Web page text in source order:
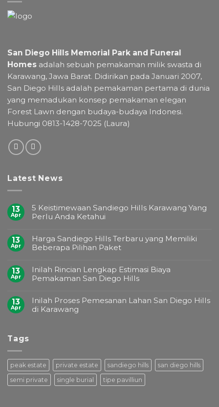
San Diego Hills Memorial Park and Funeral
Homes adalah sebuah pemakaman milik swasta di
Karawang, Jawa Barat. Didirikan pada Januari 2007,
San Diego Hills adalah pemakaman pertama di dunia
yang memadukan konsep pemakaman elegan
Forest Lawn dengan budaya-budaya Indonesi.
Hubungi 0813-1428-7025 (Laura)
Latest News
13
Apr
5 Keistimewaan Sandiego Hills Karawang Yang
Perlu Anda Ketahui
13
Apr
Harga Sandiego Hills Terbaru yang Memiliki
Beberapa Pilihan Paket
13
Apr
Inilah Rincian Lengkap Estimasi Biaya
Pemakaman San Diego Hills
13
Apr
Inilah Proses Pemesanan Lahan San Diego Hills
di Karawang
Tags
peak estate private estate sandiego hills
san diego hills
semi private
single burial tipe pavilliun